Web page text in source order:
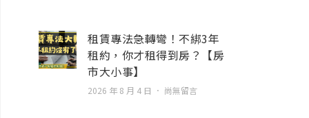
租賃專法急轉彎！不綁3年
租約，你才租得到房？【房
市大小事】
2026 年 8 月 4 日 尚無留言